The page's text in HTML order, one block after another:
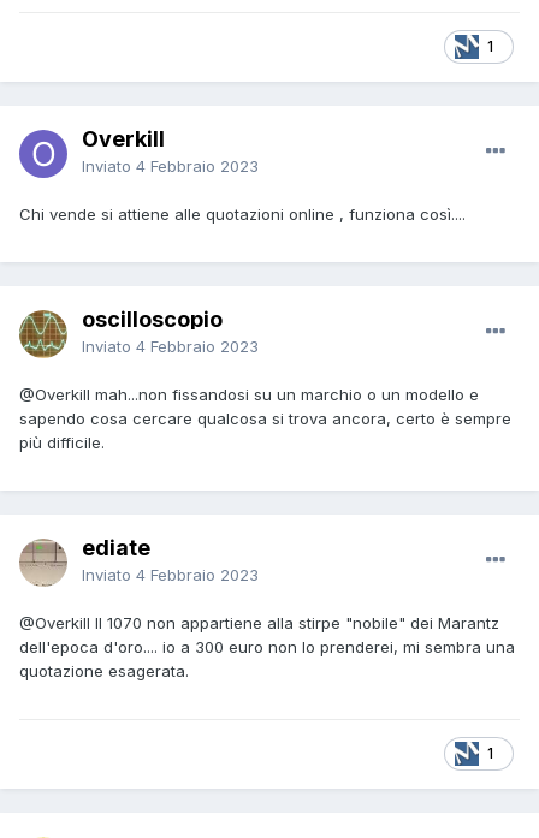
1
Overkill
Inviato 4 Febbraio 2023
Chi vende si attiene alle quotazioni online , funziona così....
oscilloscopio
Inviato 4 Febbraio 2023
@Overkill mah...non fissandosi su un marchio o un modello e
sapendo cosa cercare qualcosa si trova ancora, certo è sempre
più difficile.
ediate
Inviato 4 Febbraio 2023
@Overkill Il 1070 non appartiene alla stirpe "nobile" dei Marantz
dell'epoca d'oro.... io a 300 euro non lo prenderei, mi sembra una
quotazione esagerata.
1